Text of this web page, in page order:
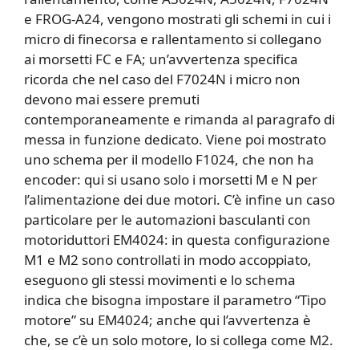
e FROG-A24, vengono mostrati gli schemi in cui i
micro di finecorsa e rallentamento si collegano
ai morsetti FC e FA; un’avvertenza specifica
ricorda che nel caso del F7024N i micro non
devono mai essere premuti
contemporaneamente e rimanda al paragrafo di
messa in funzione dedicato. Viene poi mostrato
uno schema per il modello F1024, che non ha
encoder: qui si usano solo i morsetti M e N per
l’alimentazione dei due motori. C’è infine un caso
particolare per le automazioni basculanti con
motoriduttori EM4024: in questa configurazione
M1 e M2 sono controllati in modo accoppiato,
eseguono gli stessi movimenti e lo schema
indica che bisogna impostare il parametro “Tipo
motore” su EM4024; anche qui l’avvertenza è
che, se c’è un solo motore, lo si collega come M2.